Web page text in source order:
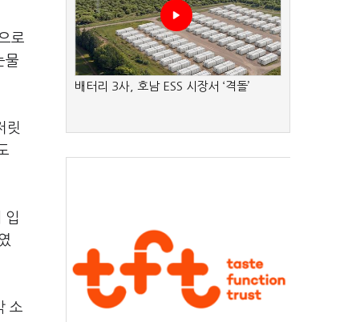
로
물
릿
입
소
배터리 3사, 호남 ESS 시장서 ‘격돌’